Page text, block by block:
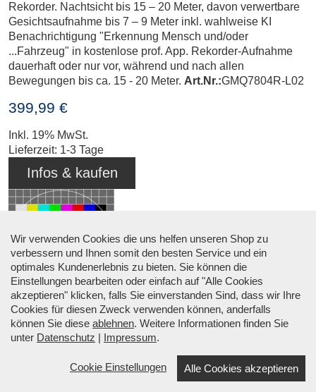
Rekorder. Nachtsicht bis 15 – 20 Meter, davon verwertbare
Gesichtsaufnahme bis 7 – 9 Meter inkl. wahlweise KI
Benachrichtigung "Erkennung Mensch und/oder
...Fahrzeug" in kostenlose prof. App. Rekorder-Aufnahme
dauerhaft oder nur vor, während und nach allen
Bewegungen bis ca. 15 - 20 Meter. Art.Nr.:GMQ7804R-L02
399,99 €
Inkl. 19% MwSt.
Lieferzeit: 1-3 Tage
Infos & kaufen
Probeaufnahmen
KI 4K DRAHTLOS-System mit 1 bis 4
VARIO-Blickwinkel + 16-Kanal-Rekorder
Wir verwenden Cookies die uns helfen unseren Shop zu
verbessern und Ihnen somit den besten Service und ein
optimales Kundenerlebnis zu bieten. Sie können die
Einstellungen bearbeiten oder einfach auf "Alle Cookies
akzeptieren" klicken, falls Sie einverstanden Sind, dass wir Ihre
Cookies für diesen Zweck verwenden können, anderfalls
können Sie diese ablehnen. Weitere Informationen finden Sie
unter Datenschutz | Impressum.
Cookie Einstellungen Alle Cookies akzeptieren